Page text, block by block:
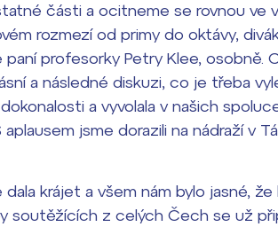
části a ocitneme se rovnou ve
rozmezí od primy do oktávy,
profesorky Petry Klee, osobně.
a následné diskuzi, co je třeba
a vyvolala v našich
jsme dorazili na nádraží v
krájet a všem nám bylo jasné,
soutěžících z celých Čech se už